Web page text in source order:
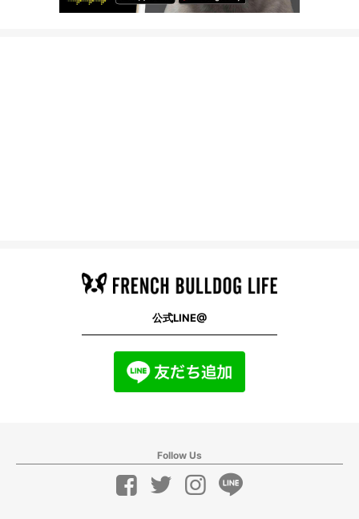
公式LINE@
Follow Us